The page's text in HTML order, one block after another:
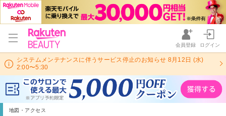
会員登録 ログイン
システムメンテナンスに伴うサービス停止のお知らせ 8月12日 (水)
2:00〜5:30
地図・アクセス